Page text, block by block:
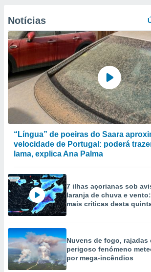
Notícias
“Língua” de poeiras do Saara
velocidade de Portugal: poderá
lama, explica Ana Palma
7 ilhas açorianas sob
laranja de chuva e
mais críticas desta
Nuvens de fogo, rajadas
perigoso fenómeno
por mega-incêndios